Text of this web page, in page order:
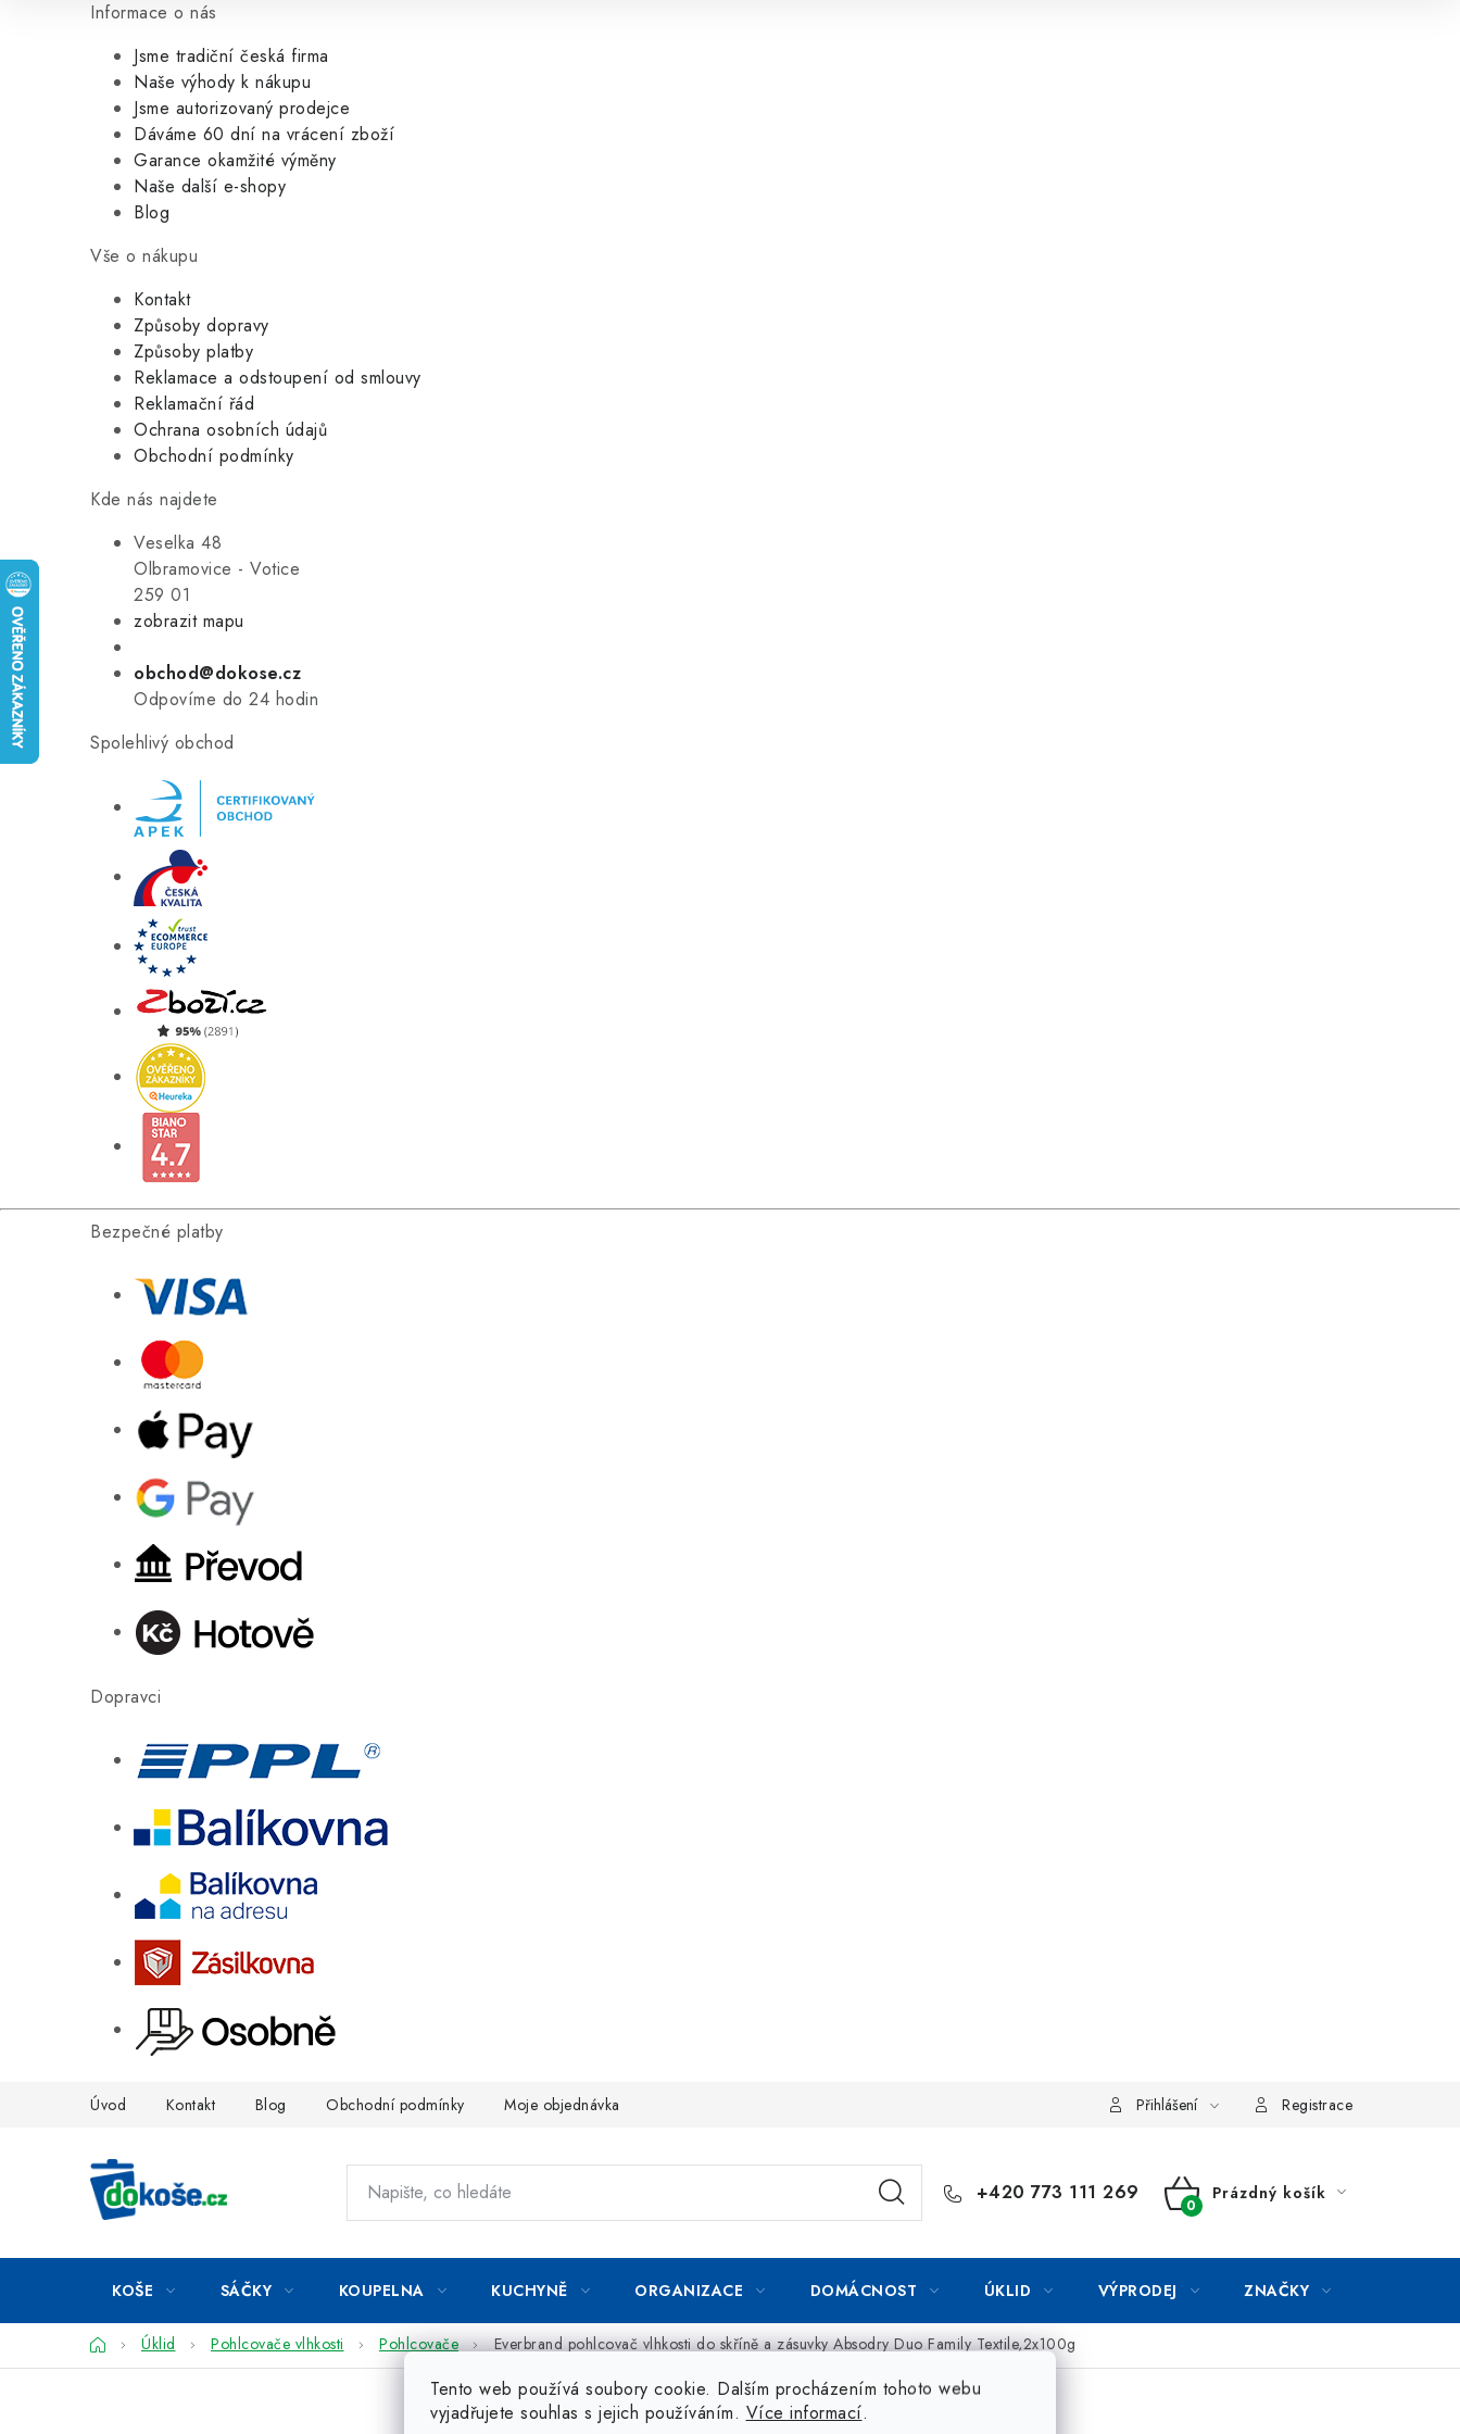
Informace o nás
Jsme tradiční česká firma
Naše výhody k nákupu
Jsme autorizovaný prodejce
Dáváme 60 dní na vrácení zboží
Garance okamžité výměny
Naše další e-shopy
Blog
Vše o nákupu
Kontakt
Způsoby dopravy
Způsoby platby
Reklamace a odstoupení od smlouvy
Reklamační řád
Ochrana osobních údajů
Obchodní podmínky
Kde nás najdete
Veselka 48
Olbramovice - Votice
259 01
zobrazit mapu
obchod@dokose.cz
Odpovíme do 24 hodin
Spolehlivý obchod
Bezpečné platby
Dopravci
Tento web používá soubory cookie. Dalším procházením tohoto webu
vyjadřujete souhlas s jejich používáním. Více informací.
Úvod Kontakt Blog Obchodní podmínky Moje objednávka Přihlášení Registrace
+420 773 111 269
NÁKUPNÍ
Prázdný košík
KOŠE SÁČKY KOUPELNA KUCHYNĚ ORGANIZACE DOMÁCNOST ÚKLID VÝPRODEJ ZNAČKY
DomůÚklid Pohlcovače vlhkosti Pohlcovače Everbrand pohlcovač vlhkosti do skříně a zásuvky Absodry Duo Family Textile,2x100g